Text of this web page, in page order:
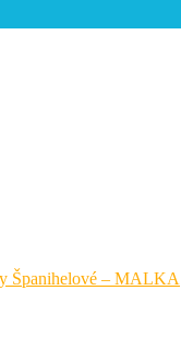
Španihelové – MALKA